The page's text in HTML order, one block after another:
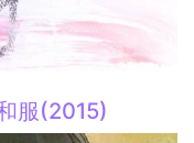
服(2015)